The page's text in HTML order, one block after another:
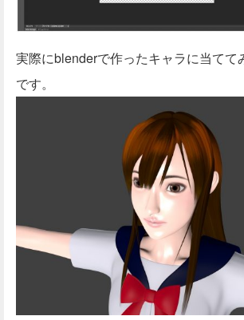
実際にblenderで作ったキャラに当てて
です。